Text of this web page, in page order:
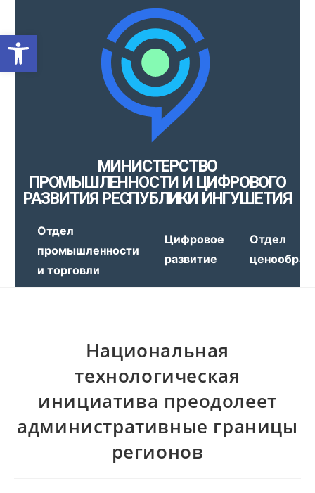
Открыть панель
МИНИСТЕРСТВО
ПРОМЫШЛЕННОСТИ И ЦИФРОВОГО
РАЗВИТИЯ РЕСПУБЛИКИ ИНГУШЕТИЯ
Отдел
промышленности
и торговли
Цифровое
развитие
Отдел
Национальная
технологическая
инициатива преодолеет
административные границы
регионов